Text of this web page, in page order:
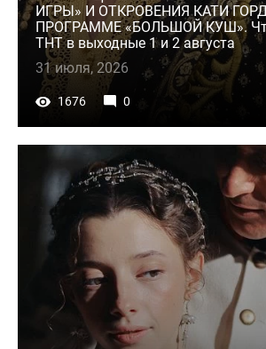
ИГРЫ» И ОТКРОВЕНИЯ КАТИ
ПРОГРАММЕ «БОЛЬШОЙ КУШ».
ТНТ в выходные 1 и 2 августа
31 июля, 2026
1676 0